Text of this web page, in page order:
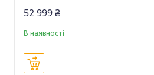
52 999 ₴
В наявності